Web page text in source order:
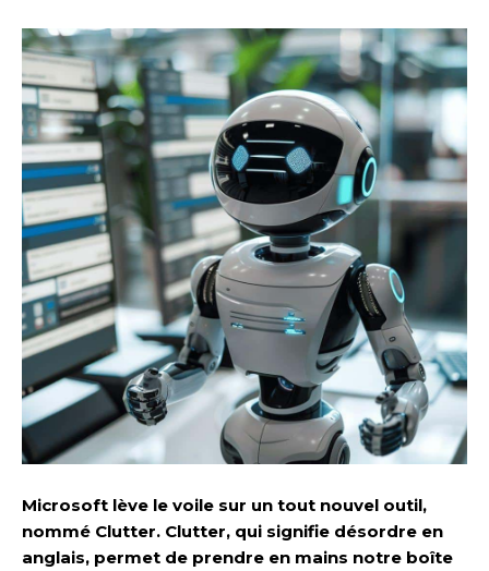
Microsoft lève le voile sur un tout nouvel outil,
nommé Clutter. Clutter, qui signifie désordre en
anglais, permet de prendre en mains notre boîte